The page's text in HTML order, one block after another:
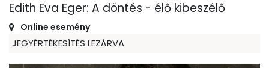
Edith Eva Eger: A döntés - élő kibeszélő
Online esemény
JEGYÉRTÉKESÍTÉS LEZÁRVA